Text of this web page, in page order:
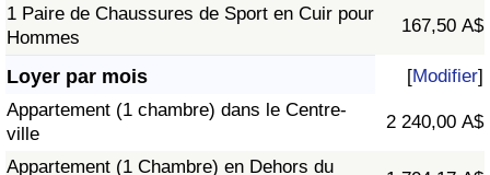
1 Paire de Chaussures de Sport en Cuir pour
Hommes
167,50 A$
Loyer par mois [Modifier]
Appartement (1 chambre) dans le Centre-
ville
2 240,00 A$
Appartement (1 Chambre) en Dehors du